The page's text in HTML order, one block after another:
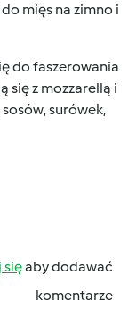
mięs na zimno i
do faszerowania
się z mozzarellą i
surówek,
sięaby dodawać
komentarze